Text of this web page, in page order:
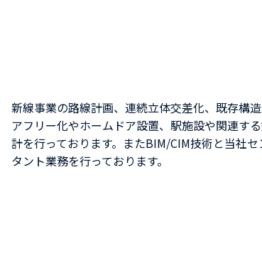
新線事業の路線計画、連続立体交差化、既存構
アフリー化やホームドア設置、駅施設や関連す
計を行っております。またBIM/CIM技術と当社
タント業務を行っております。